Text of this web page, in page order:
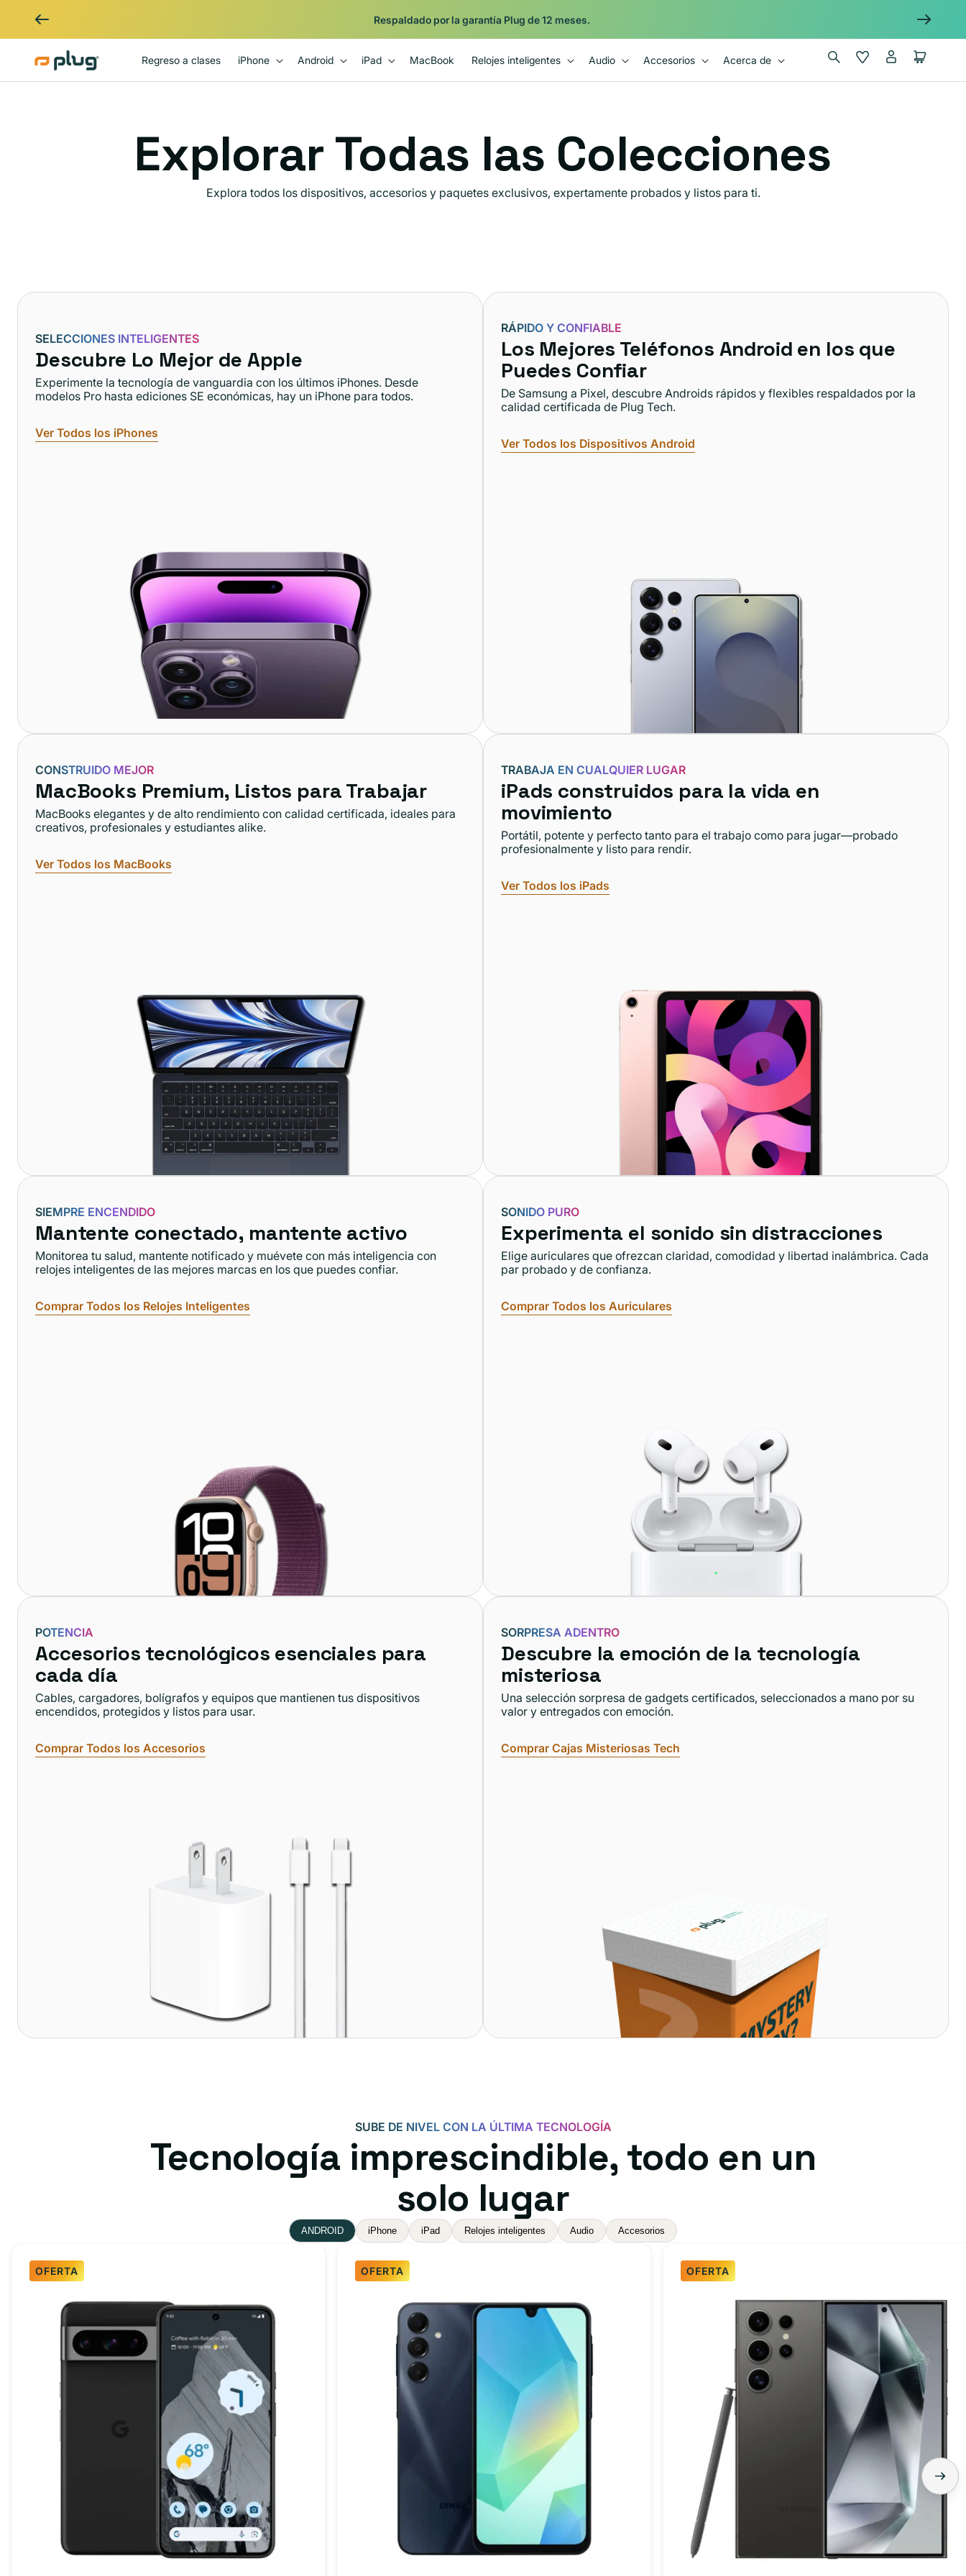
Respaldado por la garantía Plug de 12 meses.
Regreso a clases iPhone Android iPad MacBook Relojes inteligentes Audio Accesorios Acerca de Wishlist
sesión
Carrito
Explorar Todas las Colecciones
Explora todos los dispositivos, accesorios y paquetes exclusivos, expertamente probados y listos para ti.
SELECCIONES INTELIGENTES
Descubre Lo Mejor de Apple
Experimente la tecnología de vanguardia con los últimos iPhones. Desde
modelos Pro hasta ediciones SE económicas, hay un iPhone para todos.
Ver Todos los iPhones
RÁPIDO Y CONFIABLE
Los Mejores Teléfonos Android en los que
Puedes Confiar
De Samsung a Pixel, descubre Androids rápidos y flexibles respaldados por la
calidad certificada de Plug Tech.
Ver Todos los Dispositivos Android
CONSTRUIDO MEJOR
MacBooks Premium, Listos para Trabajar
MacBooks elegantes y de alto rendimiento con calidad certificada, ideales para
creativos, profesionales y estudiantes alike.
Ver Todos los MacBooks
TRABAJA EN CUALQUIER LUGAR
iPads construidos para la vida en
movimiento
Portátil, potente y perfecto tanto para el trabajo como para jugar—probado
profesionalmente y listo para rendir.
Ver Todos los iPads
SIEMPRE ENCENDIDO
Mantente conectado, mantente activo
Monitorea tu salud, mantente notificado y muévete con más inteligencia con
relojes inteligentes de las mejores marcas en los que puedes confiar.
Comprar Todos los Relojes Inteligentes
SONIDO PURO
Experimenta el sonido sin distracciones
Elige auriculares que ofrezcan claridad, comodidad y libertad inalámbrica. Cada
par probado y de confianza.
Comprar Todos los Auriculares
POTENCIA
Accesorios tecnológicos esenciales para
cada día
Cables, cargadores, bolígrafos y equipos que mantienen tus dispositivos
encendidos, protegidos y listos para usar.
Comprar Todos los Accesorios
SORPRESA ADENTRO
Descubre la emoción de la tecnología
misteriosa
Una selección sorpresa de gadgets certificados, seleccionados a mano por su
valor y entregados con emoción.
Comprar Cajas Misteriosas Tech
SUBE DE NIVEL CON LA ÚLTIMA TECNOLOGÍA
Tecnología imprescindible, todo en un
solo lugar
ANDROID iPhone iPad Relojes inteligentes Audio Accesorios
OFERTA OFERTA OFERTA